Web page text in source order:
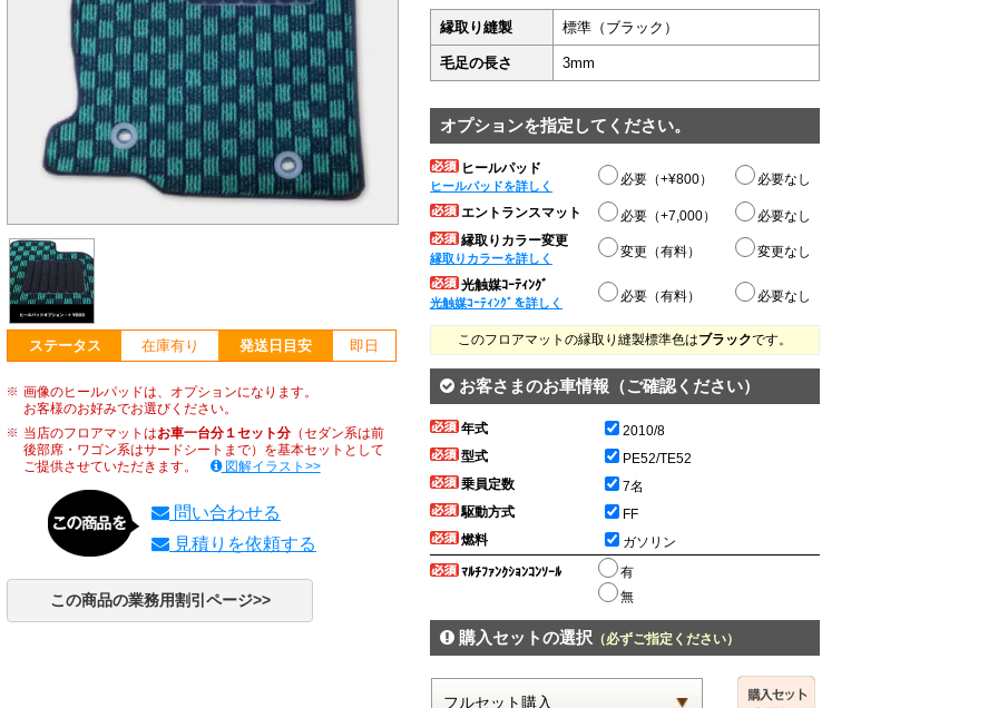
ステータス 在庫有り 発送日目安 即日
画像のヒールパッドは、オプションになります。
お客様のお好みでお選びください。
当店のフロアマットはお車一台分１セット分（セダン系は前
後部席・ワゴン系はサードシートまで）を基本セットとして
ご提供させていただきます。
図解イラスト>>
問い合わせる
見積りを依頼する
この商品の業務用割引ページ>>
縁取り縫製 標準（ブラック）
毛足の長さ 3mm
オプションを指定してください。
ヒールパッド
ヒールパッドを詳しく 必要（+¥800） 必要なし
エントランスマット 必要（+7,000）
必要なし
縁取りカラー変更
縁取りカラーを詳しく 変更（有料） 変更なし
光触媒ｺｰﾃｨﾝｸﾞ
光触媒ｺｰﾃｨﾝｸﾞを詳しく 必要（有料） 必要なし
このフロアマットの縁取り縫製標準色はブラックです。
お客さまのお車情報（ご確認ください）
年式
2010/8
型式
PE52/TE52
乗員定数
7名
駆動方式
FF
燃料
ガソリン
ﾏﾙﾁﾌｧﾝｸｼｮﾝｺﾝｿｰﾙ
有
無
購入セットの選択（必ずご指定ください）